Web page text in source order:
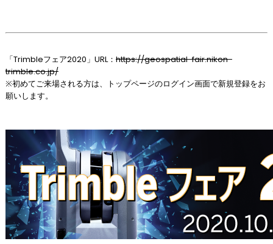
「Trimbleフェア2020」URL： https://geospatial-fair.nikon-
trimble.co.jp/
※初めてご来場される方は、トップページのログイン画面で新規登録をお
願いします。